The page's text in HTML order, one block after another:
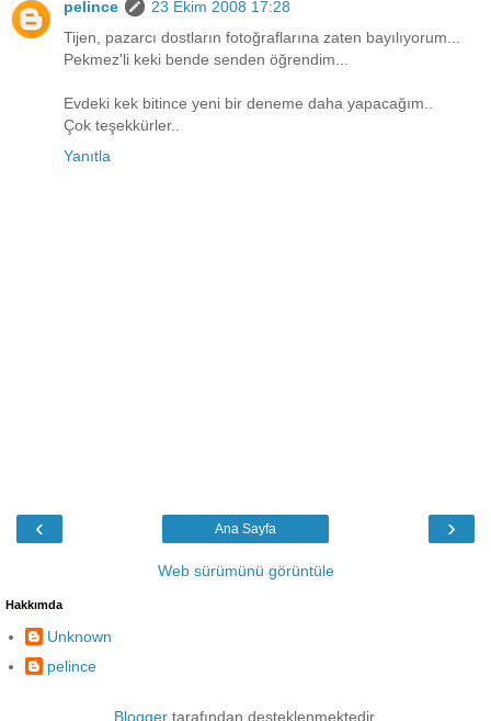
pelince
23 Ekim 2008 17:28
Tijen, pazarcı dostların fotoğraflarına zaten bayılıyorum...
Pekmez'li keki bende senden öğrendim...
Evdeki kek bitince yeni bir deneme daha yapacağım..
Çok teşekkürler..
Yanıtla
‹ ›
Ana Sayfa
Web sürümünü görüntüle
Hakkımda
Unknown
pelince
Bloggertarafından desteklenmektedir.